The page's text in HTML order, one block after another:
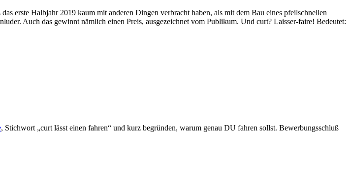
erste Halbjahr 2019 kaum mit anderen Dingen verbracht haben, als mit dem Bau eines pfeilschnellen
Auch das gewinnt nämlich einen Preis, ausgezeichnet vom Publikum. Und curt? Laisser-faire! Bedeutet:
, Stichwort „curt lässt einen fahren“ und kurz begründen, warum genau DU fahren sollst. Bewerbungsschluß